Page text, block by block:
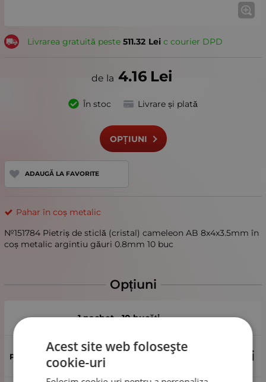
Livrarea gratuită peste 511.32 Leiс courier DPD
4.16 Lei
În stoc Livrare și plată
OPȚIUNI
ADAUGĂ LA FAVORITE
Pahar în coș metalic
№151784 Pietriș de sticlă (cristal) cameleon AB 8x4x3.5mm în
coș metalic argintiu găuri 0.8mm 10 buc
Opțiuni
1 pachet - 10 bucăți
Lei
Acest site web folosește
cookie-uri